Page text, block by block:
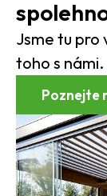
Jsme tu pro
toho s námi.
Poznejte